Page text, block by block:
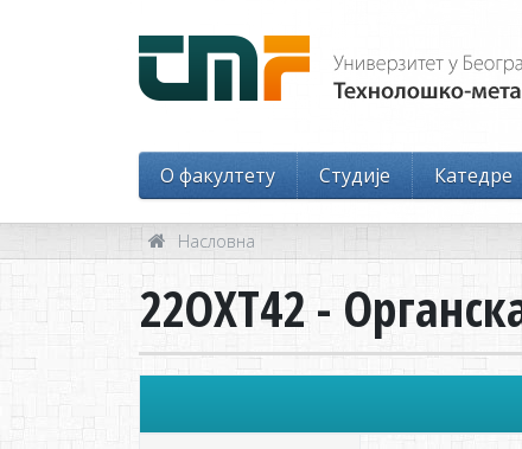
O факултету Студије Катедре
Насловна
22ОХТ42 -